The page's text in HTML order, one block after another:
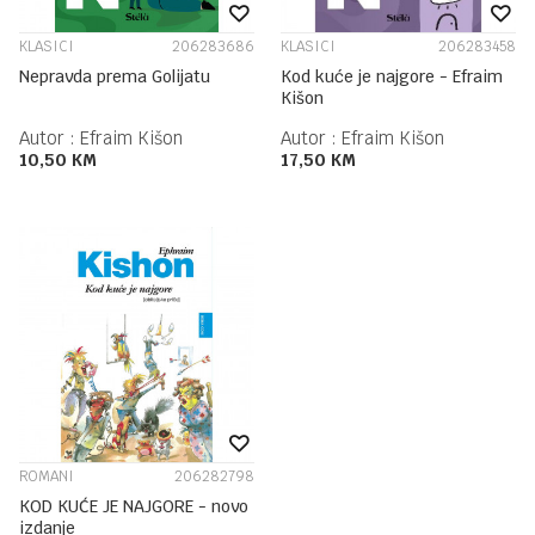
KLASICI 206283686
Nepravda prema Golijatu
Autor : Efraim Kišon
10,50 KM
KLASICI 206283458
Kod kuće je najgore - Efraim
Kišon
Autor : Efraim Kišon
17,50 KM
ROMANI 206282798
KOD KUĆE JE NAJGORE - novo
izdanje